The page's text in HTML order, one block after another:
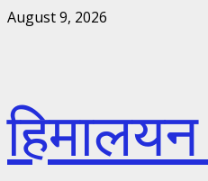
Skip
August 9, 2026